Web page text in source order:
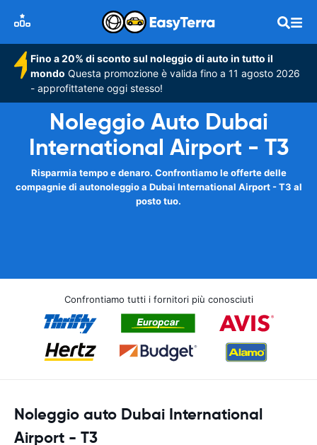
Fino a 20% di sconto sul noleggio di auto in tutto il
mondo Questa promozione è valida fino a 11 agosto 2026
- approfittatene oggi stesso!
Noleggio Auto Dubai
International Airport - T3
Risparmia tempo e denaro. Confrontiamo le offerte delle
compagnie di autonoleggio a Dubai International Airport - T3 al
posto tuo.
Confrontiamo tutti i fornitori più conosciuti
Noleggio auto Dubai International
Airport - T3